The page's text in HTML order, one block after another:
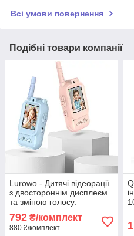
Всі умови повернення
Подібні товари компанії
Lurowo - Дитячі відеорації
з двостороннім дисплеєм
та зміною голосу.
акумуляторні, для дітей 3-
12 років
792 ₴/комплект
880 ₴/комплект
8